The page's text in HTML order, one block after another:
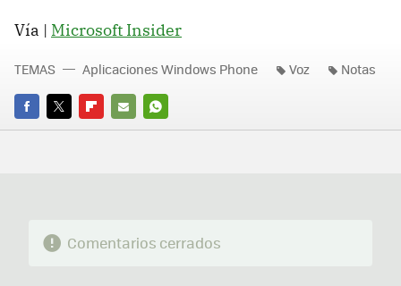
Vía | Microsoft Insider
FACEBOOK
TWITTERFLIPBOARD
E-
WHATSAPP
TEMAS Aplicaciones Windows Phone Voz Notas
Comentarios cerrados